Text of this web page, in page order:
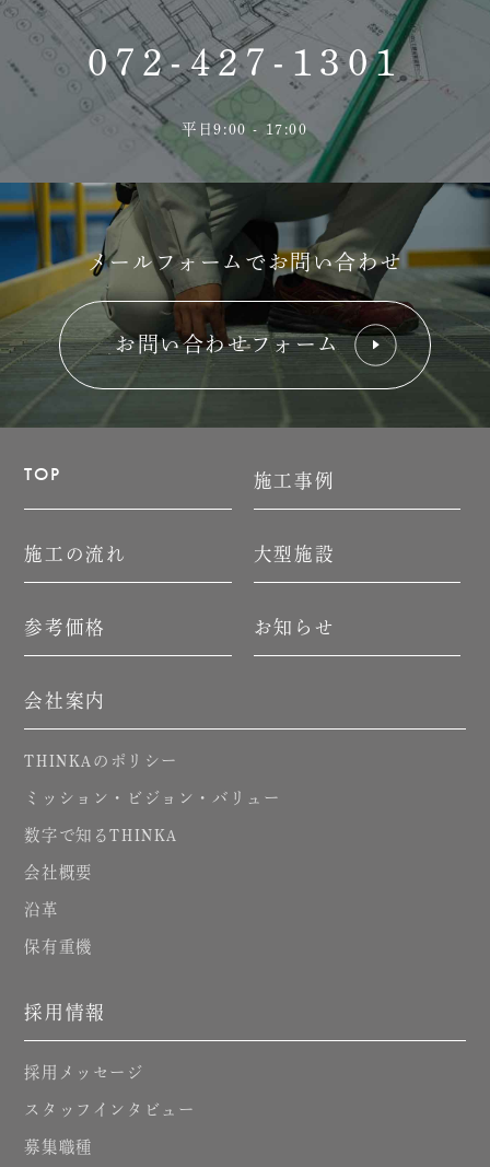
072-427-1301
平日9:00 - 17:00
メールフォームでお問い合わせ
お問い合わせフォーム
TOP 施工事例
施工の流れ 大型施設
参考価格 お知らせ
会社案内
THINKA のポリシー
ミッション・ビジョン・バリュー
数字で知るTHINKA
会社概要
沿革
保有重機
採用情報
採用メッセージ
スタッフインタビュー
募集職種